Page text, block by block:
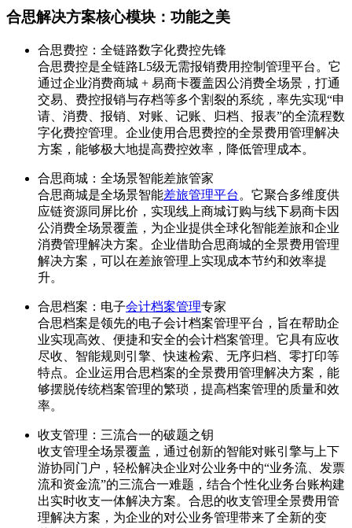
合思解决方案核心模块：功能之美
合思费控：全链路数字化费控先锋
合思费控是全链路L5级无需报销费用控制管理平台。它
通过企业消费商城 + 易商卡覆盖因公消费全场景，打通
交易、费控报销与存档等多个割裂的系统，率先实现“申
请、消费、报销、对账、记账、归档、报表”的全流程数
字化费控管理。企业使用合思费控的全景费用管理解决
方案，能够极大地提高费控效率，降低管理成本。
合思商城：全场景智能差旅管家
合思商城是全场景智能差旅管理平台 。它聚合多维度供
应链资源同屏比价，实现线上商城订购与线下易商卡因
公消费全场景覆盖，为企业提供全球化智能差旅和企业
消费管理解决方案。企业借助合思商城的全景费用管理
解决方案，可以在差旅管理上实现成本节约和效率提
升。
合思档案：电子会计档案管理专家
合思档案是领先的电子会计档案管理平台，旨在帮助企
业实现高效、便捷和安全的会计档案管理。它具有应收
尽收、智能规则引擎、快速检索、无序归档、零打印等
特点。企业运用合思档案的全景费用管理解决方案，能
够摆脱传统档案管理的繁琐，提高档案管理的质量和效
率。
收支管理：三流合一的破题之钥
收支管理全场景覆盖，通过创新的智能对账引擎与上下
游协同门户，轻松解决企业对公业务中的“业务流、发票
流和资金流”的三流合一难题，结合个性化业务台账构建
出实时收支一体解决方案。合思的收支管理全景费用管
理解决方案，为企业的对公业务管理带来了全新的变